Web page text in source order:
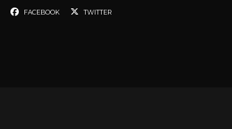
FACEBOOK TWITTER